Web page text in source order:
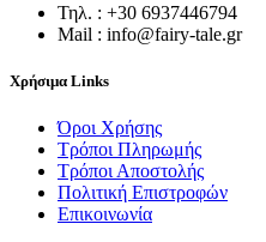
Τηλ. : +30 6937446794
Mail : info@fairy-tale.gr
Χρήσιμα Links
Όροι Χρήσης
Τρόποι Πληρωμής
Τρόποι Αποστολής
Πολιτική Επιστροφών
Επικοινωνία